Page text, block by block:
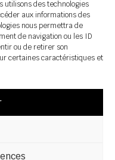
utilisons des technologies
aux informations des
nous permettra de
de navigation ou les ID
ou de retirer son
certaines caractéristiques et